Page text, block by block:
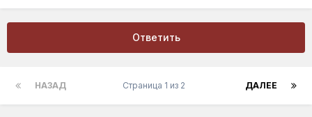
Ответить
НАЗАД ДАЛЕЕ
Страница 1 из 2